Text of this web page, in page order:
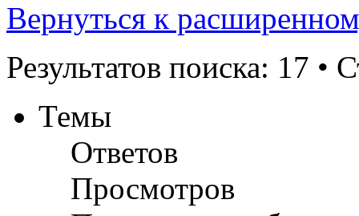
Вернуться к
Результатов поиска: 17 •
Темы
Ответов
Просмотров